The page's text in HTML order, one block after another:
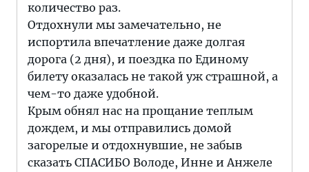
количество раз.
Отдохнули мы замечательно, не
испортила впечатление даже долгая
дорога (2 дня), и поездка по Единому
билету оказалась не такой уж страшной, а
чем-то даже удобной.
Крым обнял нас на прощание теплым
дождем, и мы отправились домой
загорелые и отдохнувшие, не забыв
сказать СПАСИБО Володе, Инне и Анжеле